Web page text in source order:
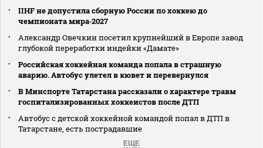
IIHF не допустила сборную России по хоккею до
чемпионата мира‑2027
Александр Овечкин посетил крупнейший в Европе завод
глубокой переработки индейки «Дамате»
Российская хоккейная команда попала в страшную
аварию. Автобус улетел в кювет и перевернулся
В Минспорте Татарстана рассказали о характере травм
госпитализированных хоккеистов после ДТП
Автобус с детской хоккейной командой попал в ДТП в
Татарстане, есть пострадавшие
ЕЩЕ